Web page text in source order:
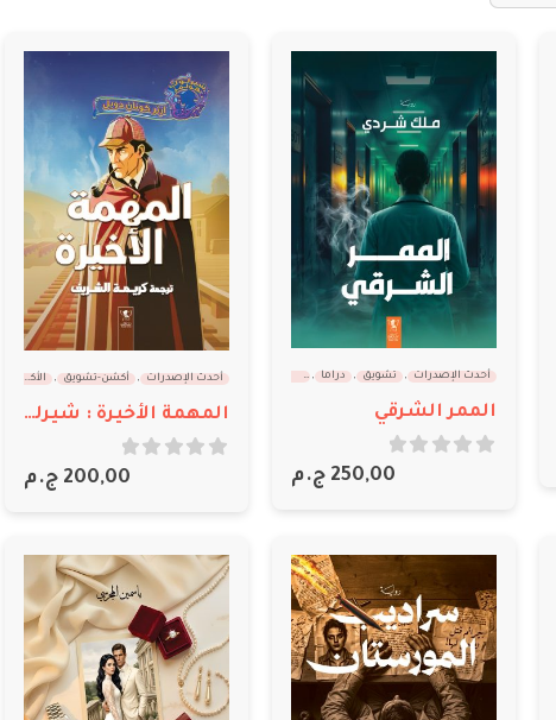
أحدث الإصدرات , تشويق , دراما , معرض القاهرة 2026
الممر الشرقي
250,00 ج.م
أحدث الإصدرات , أكشن-تشويق , الأكثر مبيعاً
المهمة الأخيرة : شيرلوك هولمز
200,00 ج.م